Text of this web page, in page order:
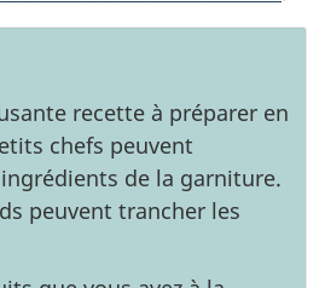
recette à préparer en
chefs peuvent
de la garniture.
peuvent trancher les